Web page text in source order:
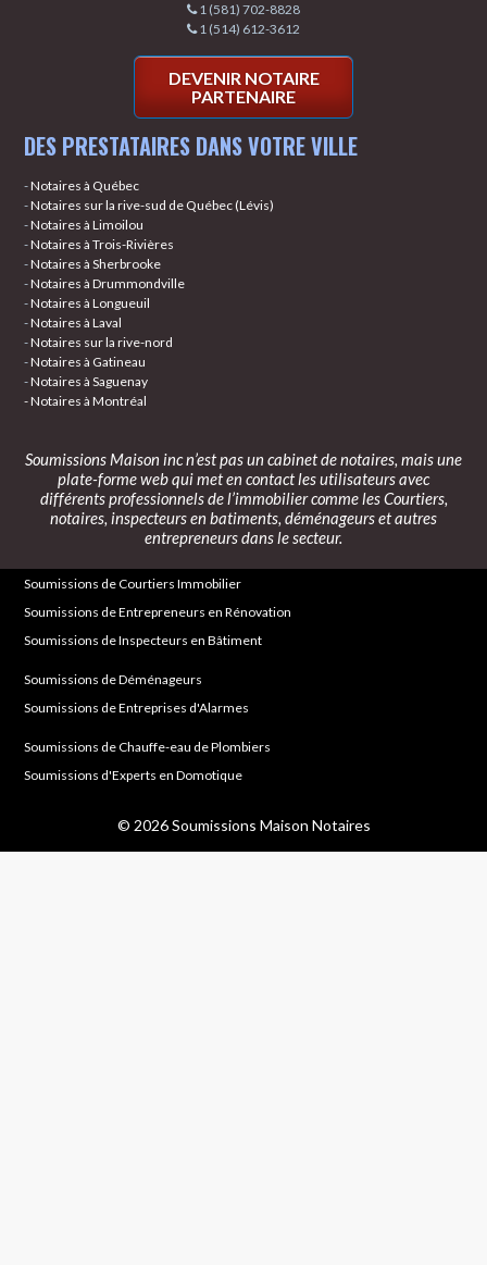
1 (581) 702-8828
1 (514) 612-3612
DEVENIR NOTAIRE
PARTENAIRE
DES PRESTATAIRES DANS VOTRE VILLE
-Notaires à Québec
-Notaires sur la rive-sud de Québec (Lévis)
-Notaires à Limoilou
-Notaires à Trois-Rivières
-Notaires à Sherbrooke
-Notaires à Drummondville
-Notaires à Longueuil
-Notaires à Laval
-Notaires sur la rive-nord
-Notaires à Gatineau
-Notaires à Saguenay
- Notaires à Montréal
Soumissions Maison incn’est pas un cabinet de notaires, mais une
plate-forme web qui met en contact les utilisateurs avec
différents professionnels de l’immobilier comme les Courtiers,
notaires, inspecteurs en batiments, déménageurs et autres
entrepreneurs dans le secteur.
Soumissions de Courtiers Immobilier
Soumissions de Entrepreneurs en Rénovation
Soumissions de Inspecteurs en Bâtiment
Soumissions de Déménageurs
Soumissions de Entreprises d'Alarmes
Soumissions de Chauffe-eau de Plombiers
Soumissions d'Experts en Domotique
© 2026 Soumissions Maison Notaires